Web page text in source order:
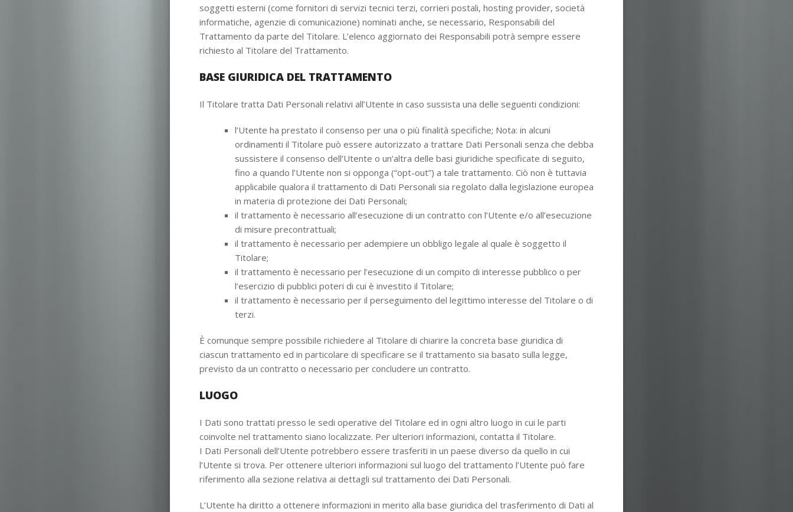
soggetti esterni (come fornitori di servizi tecnici terzi, corrieri postali, hosting provider, società
informatiche, agenzie di comunicazione) nominati anche, se necessario, Responsabili del
Trattamento da parte del Titolare. L’elenco aggiornato dei Responsabili potrà sempre essere
richiesto al Titolare del Trattamento.
BASE GIURIDICA DEL TRATTAMENTO
Il Titolare tratta Dati Personali relativi all’Utente in caso sussista una delle seguenti condizioni:
l’Utente ha prestato il consenso per una o più finalità specifiche; Nota: in alcuni
ordinamenti il Titolare può essere autorizzato a trattare Dati Personali senza che debba
sussistere il consenso dell’Utente o un’altra delle basi giuridiche specificate di seguito,
fino a quando l’Utente non si opponga (“opt-out”) a tale trattamento. Ciò non è tuttavia
applicabile qualora il trattamento di Dati Personali sia regolato dalla legislazione europea
in materia di protezione dei Dati Personali;
il trattamento è necessario all’esecuzione di un contratto con l’Utente e/o all’esecuzione
di misure precontrattuali;
il trattamento è necessario per adempiere un obbligo legale al quale è soggetto il
Titolare;
il trattamento è necessario per l’esecuzione di un compito di interesse pubblico o per
l’esercizio di pubblici poteri di cui è investito il Titolare;
il trattamento è necessario per il perseguimento del legittimo interesse del Titolare o di
terzi.
È comunque sempre possibile richiedere al Titolare di chiarire la concreta base giuridica di
ciascun trattamento ed in particolare di specificare se il trattamento sia basato sulla legge,
previsto da un contratto o necessario per concludere un contratto.
LUOGO
I Dati sono trattati presso le sedi operative del Titolare ed in ogni altro luogo in cui le parti
coinvolte nel trattamento siano localizzate. Per ulteriori informazioni, contatta il Titolare.
I Dati Personali dell’Utente potrebbero essere trasferiti in un paese diverso da quello in cui
l’Utente si trova. Per ottenere ulteriori informazioni sul luogo del trattamento l’Utente può fare
riferimento alla sezione relativa ai dettagli sul trattamento dei Dati Personali.
L’Utente ha diritto a ottenere informazioni in merito alla base giuridica del trasferimento di Dati al